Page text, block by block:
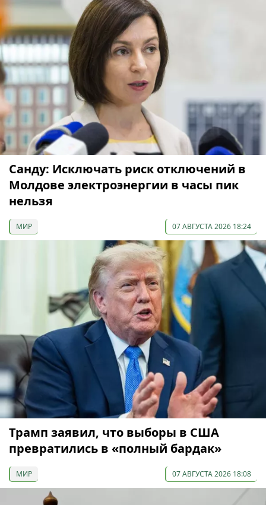
Санду: Исключать риск отключений в
Молдове электроэнергии в часы пик
нельзя
МИР 07 АВГУСТА 2026 18:24
Трамп заявил, что выборы в США
превратились в «полный бардак»
МИР 07 АВГУСТА 2026 18:08